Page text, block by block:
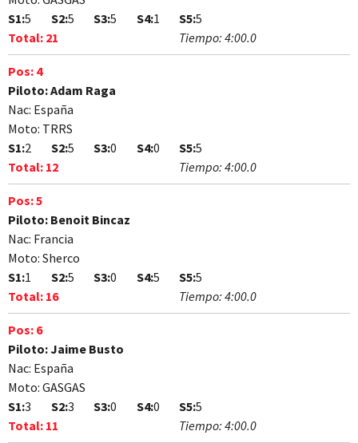
S1:5 S2:5 S3:5 S4:1 S5:5
Total: 21 Tiempo: 4:00.0
Pos: 4
Piloto:Adam Raga
Nac: España
Moto: TRRS
S1:2 S2:5 S3:0 S4:0 S5:5
Total: 12 Tiempo: 4:00.0
Pos:5
Piloto: Benoit Bincaz
Nac: Francia
Moto: Sherco
S1:1 S2:5 S3:0 S4:5 S5:5
Total: 16 Tiempo: 4:00.0
Pos: 6
Piloto:Jaime Busto
Nac: España
Moto: GASGAS
S1:3 S2:3 S3:0 S4:0 S5:5
Total: 11 Tiempo: 4:00.0